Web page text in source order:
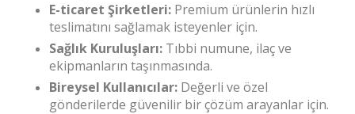
E-ticaret Şirketleri: Premium ürünlerin hızlı
teslimatını sağlamak isteyenler için.
Sağlık Kuruluşları: Tıbbi numune, ilaç ve
ekipmanların taşınmasında.
Bireysel Kullanıcılar: Değerli ve özel
gönderilerde güvenilir bir çözüm arayanlar için.